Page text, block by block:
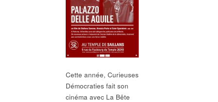
Cette année, Curieuses
Démocraties fait son
cinéma avec La Bête